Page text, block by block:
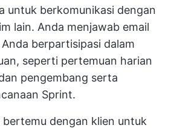
untuk berkomunikasi dengan
lain. Anda menjawab email
berpartisipasi dalam
seperti pertemuan harian
pengembang serta
Sprint.
dengan klien untuk